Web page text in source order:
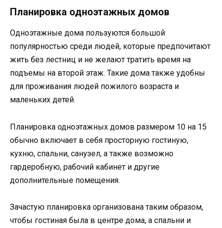
Планировка одноэтажных домов
Одноэтажные дома пользуются большой
популярностью среди людей, которые предпочитают
жить без лестниц и не желают тратить время на
подъемы на второй этаж. Такие дома также удобны
для проживания людей пожилого возраста и
маленьких детей.
Планировка одноэтажных домов размером 10 на 15
обычно включает в себя просторную гостиную,
кухню, спальни, санузел, а также возможно
гардеробную, рабочий кабинет и другие
дополнительные помещения.
Зачастую планировка организована таким образом,
чтобы гостиная была в центре дома, а спальни и